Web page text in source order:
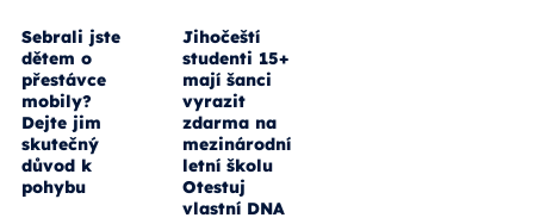
Sebrali jste
dětem o
přestávce
mobily?
Dejte jim
skutečný
důvod k
pohybu
Jihočeští
studenti 15+
mají šanci
vyrazit
zdarma na
mezinárodní
letní školu
Otestuj
vlastní DNA